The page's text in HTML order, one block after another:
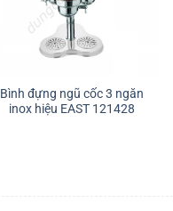
Bình đựng ngũ cốc 3 ngăn
inox hiệu EAST 121428